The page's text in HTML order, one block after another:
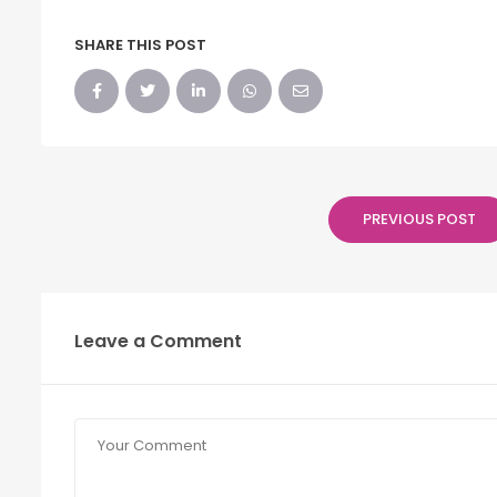
SHARE THIS POST
PREVIOUS POST
Leave a Comment